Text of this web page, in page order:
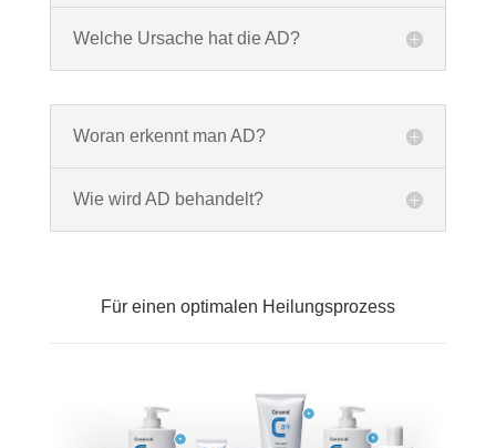
Welche Ursache hat die AD?
Woran erkennt man AD?
Wie wird AD behandelt?
Für einen optimalen Heilungsprozess